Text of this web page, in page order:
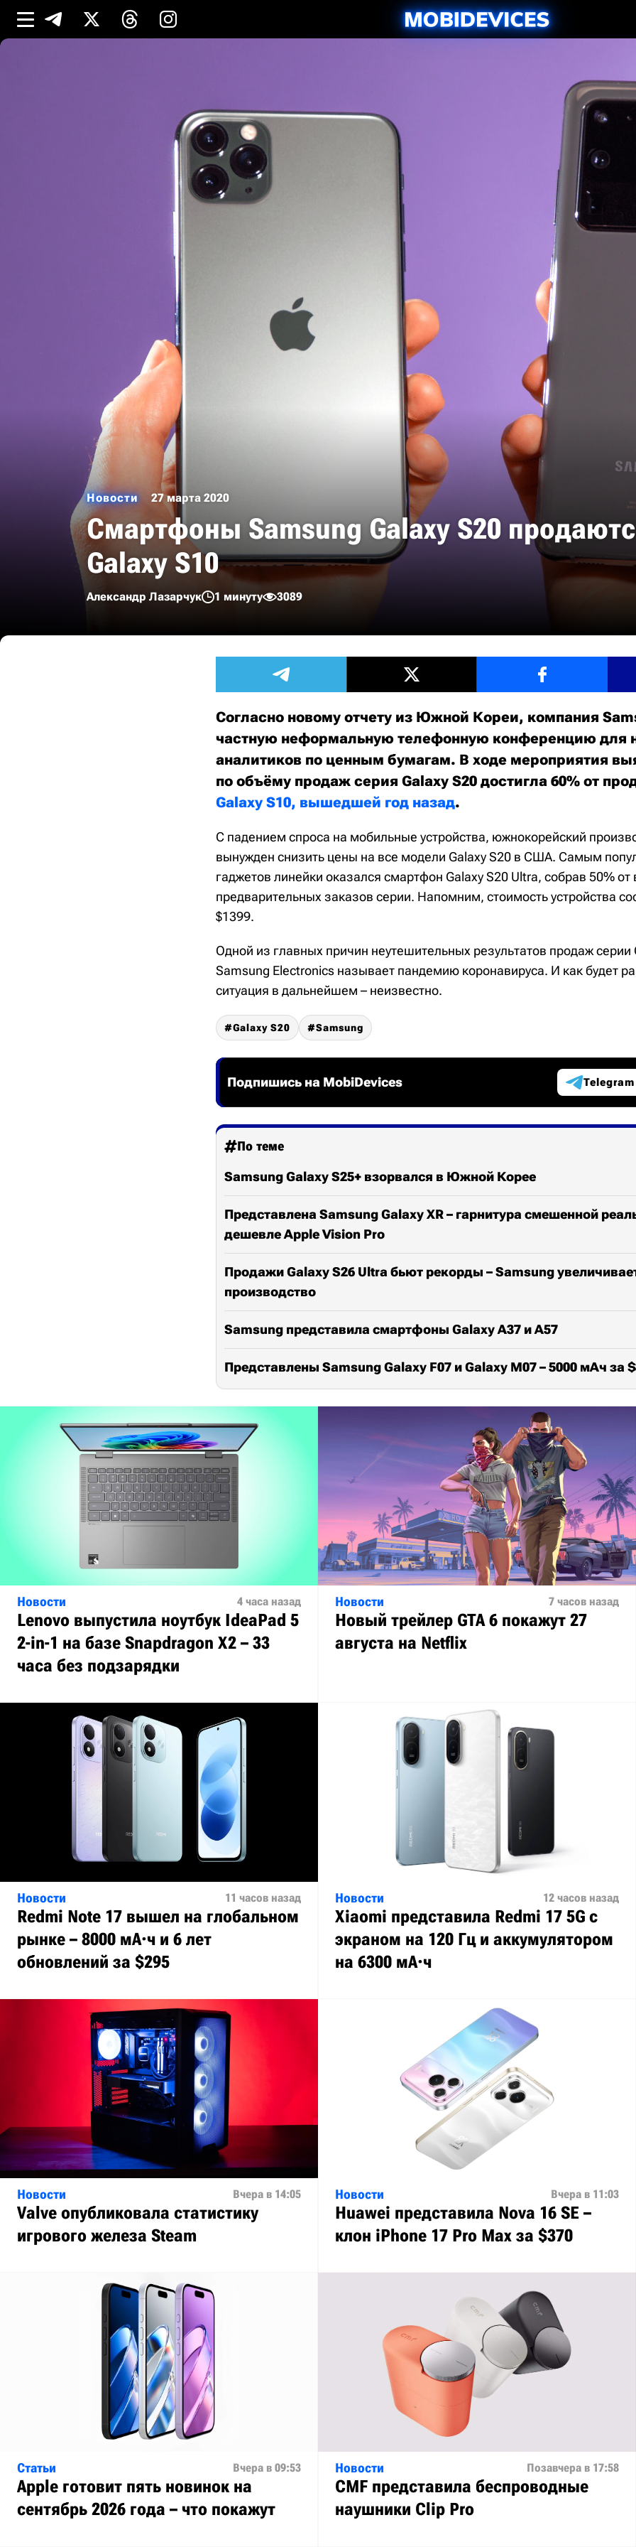
Новости 27 марта 2020
Смартфоны Samsung Galaxy S20
Galaxy S10
Александр Лазарчук 1 минуту 3089
Согласно новому отчету из Южной Кореи, компания
частную неформальную телефонную конференцию для
аналитиков по ценным бумагам. В ходе мероприятия
по объёму продаж серия Galaxy S20 достигла 60% от
Galaxy S10, вышедшей год назад.
С падением спроса на мобильные устройства, южнокорейский
вынужден снизить цены на все модели Galaxy S20 в США. Самым
гаджетов линейки оказался смартфон Galaxy S20 Ultra, собрав 50% от
предварительных заказов серии. Напомним, стоимость устройства
$1399.
Одной из главных причин неутешительных результатов продаж серии
Samsung Electronics называет пандемию коронавируса. И как будет
ситуация в дальнейшем – неизвестно.
Galaxy S20 Samsung
Подпишись на MobiDevices Telegram
По теме
Samsung Galaxy S25+ взорвался в Южной Корее
Представлена Samsung Galaxy XR – гарнитура смешенной
дешевле Apple Vision Pro
Продажи Galaxy S26 Ultra бьют рекорды – Samsung
производство
Samsung представила смартфоны Galaxy A37 и A57
Представлены Samsung Galaxy F07 и Galaxy M07 – 5000 мАч за
Новости 4 часа назад
Lenovo выпустила ноутбук IdeaPad 5
2-in-1 на базе Snapdragon X2 – 33
часа без подзарядки
Новости 7 часов назад
Новый трейлер GTA 6 покажут 27
августа на Netflix
Новости 11 часов назад
Redmi Note 17 вышел на глобальном
рынке – 8000 мА·ч и 6 лет
обновлений за $295
Новости 12 часов назад
Xiaomi представила Redmi 17 5G с
экраном на 120 Гц и аккумулятором
на 6300 мА·ч
Новости Вчера в 14:05
Valve опубликовала статистику
игрового железа Steam
Новости Вчера в 11:03
Huawei представила Nova 16 SE –
клон iPhone 17 Pro Max за $370
Статьи Вчера в 09:53
Apple готовит пять новинок на
сентябрь 2026 года – что покажут
Новости Позавчера в 17:58
CMF представила беспроводные
наушники Clip Pro